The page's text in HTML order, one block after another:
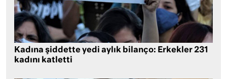
Kadına şiddette yedi aylık bilanço: Erkekler 231
kadını katletti